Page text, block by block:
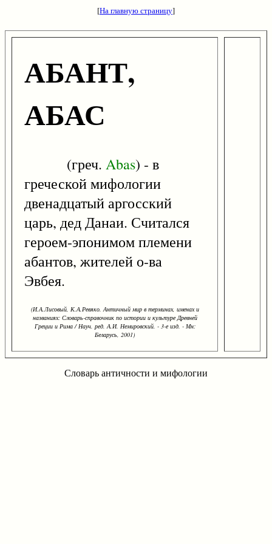
[На главную страницу]
АБАНТ,
АБАС
(греч. Abas) - в
греческой мифологии
двенадцатый аргосский
царь, дед Данаи. Считался
героем-эпонимом племени
абантов, жителей о-ва
Эвбея.
(И.А.Лисовый, К.А.Ревяко. Античный мир в терминах, именах и
названиях: Словарь-справочник по истории и культуре Древней
Греции и Рима / Науч. ред. А.И. Немировский. - 3-е изд. - Мн:
Беларусь, 2001)
Словарь античности и мифологии